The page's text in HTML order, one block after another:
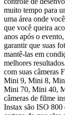
muito tempo para
uma área onde
que você queira
anos após o
garantir que suas
mantê-las em
melhores
com suas
Mini 9, Mini 8,
Mini 70, Mini 40,
câmeras de filme
Instax são ISO 800